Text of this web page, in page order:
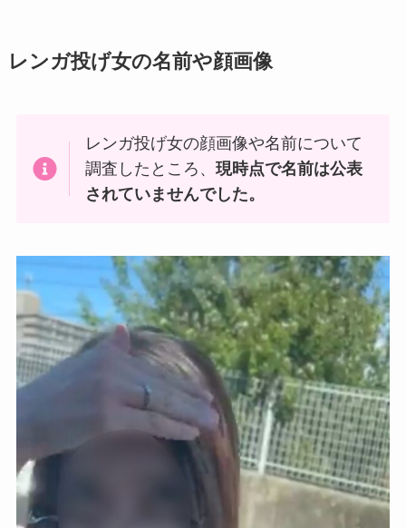
レンガ投げ女の名前や顔画像
レンガ投げ女の顔画像や名前について
調査したところ、現時点で名前は公表
されていませんでした。